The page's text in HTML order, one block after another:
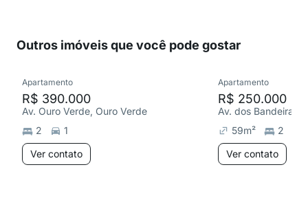
Outros imóveis que você pode gostar
Apartamento
R$ 390.000
Av. Ouro Verde, Ouro Verde
2
1
Ver contato
Apartamento
R$ 250.000
59m² 2
Ver contato